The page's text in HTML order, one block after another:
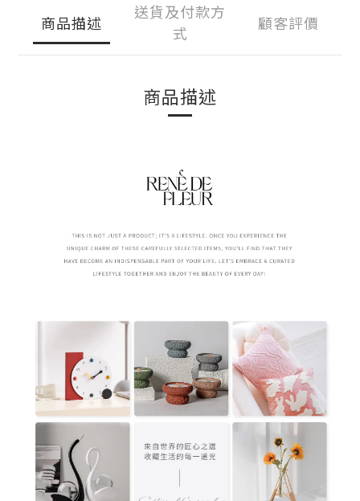
商品描述
送貨及付款方
式
顧客評價
商品描述